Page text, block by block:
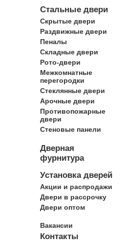
Стальные двери
Скрытые двери
Раздвижные двери
Пеналы
Складные двери
Рото-двери
Межкомнатные
перегородки
Стеклянные двери
Арочные двери
Противопожарные
двери
Стеновые панели
Дверная
фурнитура
Установка дверей
Акции и распродажи
Двери в рассрочку
Двери оптом
Вакансии
Контакты